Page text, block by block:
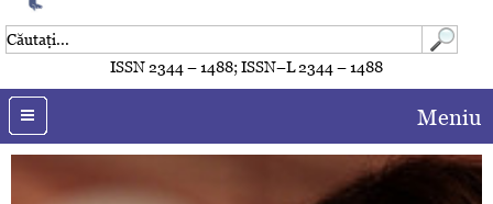
ISSN 2344 – 1488; ISSN–L 2344 – 1488
Meniu